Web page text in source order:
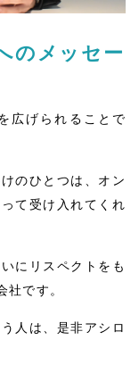
のメッセー
広げられることで
のひとつは、オン
て受け入れてくれ
にリスペクトをも
社です。
人は、是非アシロ